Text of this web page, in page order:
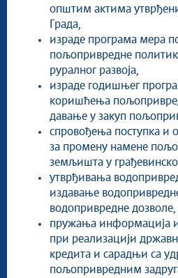
општим актима
Града,
израде програма мера
пољопривредне
руралног развоја,
израде годишњег
коришћења
давање у закуп
спровођења поступка и
за промену намене
земљишта у
утврђивања
издавање
водопривредне дозволе,
пружања информација
при реализацији
кредита и сарадњи са
пољопривредним